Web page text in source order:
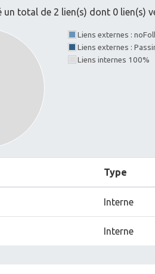
un total de 2 lien(s) dont 0 lien(s)
Liens externes :
Liens externes :
Liens internes 100%
Type
Interne
Interne